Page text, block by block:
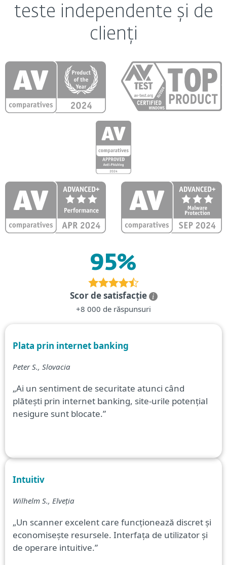
teste independente și de
clienți
95%
Scor de satisfacție
+8 000 de răspunsuri
Plata prin internet banking
Peter S., Slovacia
„Ai un sentiment de securitate atunci când
plătești prin internet banking, site-urile potențial
nesigure sunt blocate.”
Intuitiv
Wilhelm S., Elveția
„Un scanner excelent care funcționează discret și
economisește resursele. Interfața de utilizator și
de operare intuitive.”